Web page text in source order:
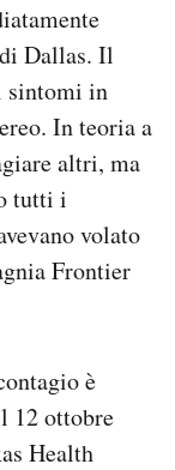
Dallas. Il
sintomi in
In teoria a
altri, ma
tutti i
volato
Frontier
è
12 ottobre
Health